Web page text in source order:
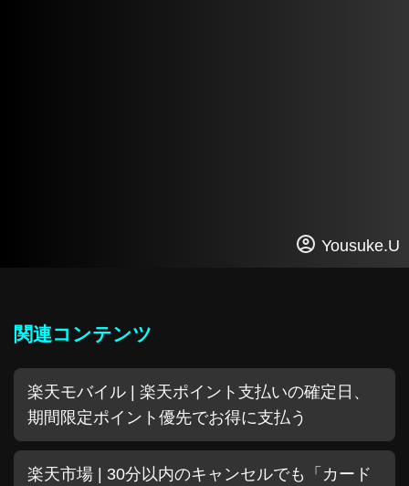
Yousuke.U
関連コンテンツ
楽天モバイル | 楽天ポイント支払いの確定日、
期間限定ポイント優先でお得に支払う
楽天市場 | 30分以内のキャンセルでも「カード